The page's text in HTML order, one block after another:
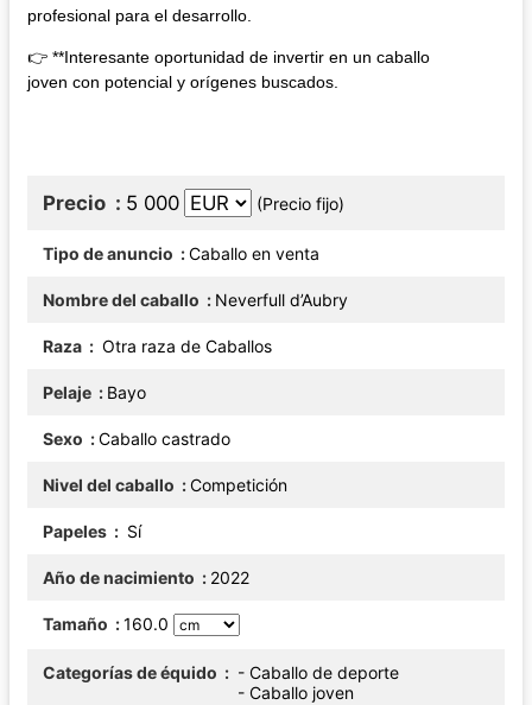
profesional para el desarrollo.
👉 **Interesante oportunidad de invertir en un caballo
joven con potencial y orígenes buscados.
Precio 5 000 (Precio fijo)
Tipo de anuncio Caballo en venta
Nombre del caballo Neverfull d’Aubry
Raza Otra raza de Caballos
Pelaje Bayo
Sexo Caballo castrado
Nivel del caballo Competición
Papeles Sí
Año de nacimiento 2022
Tamaño 160.0
Categorías de équido
- Caballo de deporte
- Caballo joven